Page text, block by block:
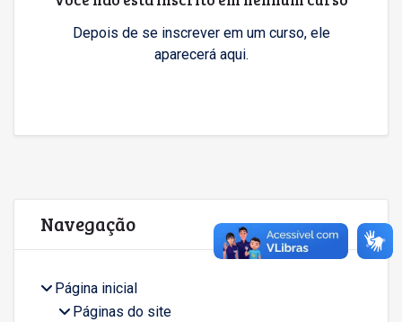
Depois de se inscrever em um curso, ele
aparecerá aqui.
Blocos
Navegação
Página inicial
Páginas do site